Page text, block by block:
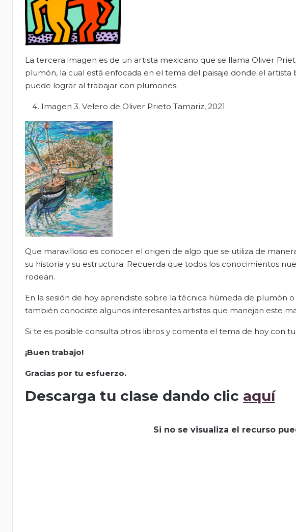
La tercera imagen es de un artista mexicano que se llama Oliver
plumón, la cual está enfocada en el tema del paisaje donde el
puede lograr al trabajar con plumones.
Imagen 3. Velero de Oliver Prieto Tamariz, 2021
Que maravilloso es conocer el origen de algo que se utiliza de
su historia y su estructura. Recuerda que todos los conocimientos
rodean.
En la sesión de hoy aprendiste sobre la técnica húmeda de plumón
también conociste algunos interesantes artistas que manejan este
Si te es posible consulta otros libros y comenta el tema de hoy con tu
¡Buen trabajo!
Gracias por tu esfuerzo.
Descarga tu clase dando clic aquí
Si no se visualiza el recurso